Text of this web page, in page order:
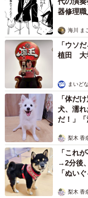
器修理
海川 ま
「ウソ
植田 大
まいど
「体だ
犬、濡
だ！」
梨木 香
「これ
→2分後
「ぬい
梨木 香